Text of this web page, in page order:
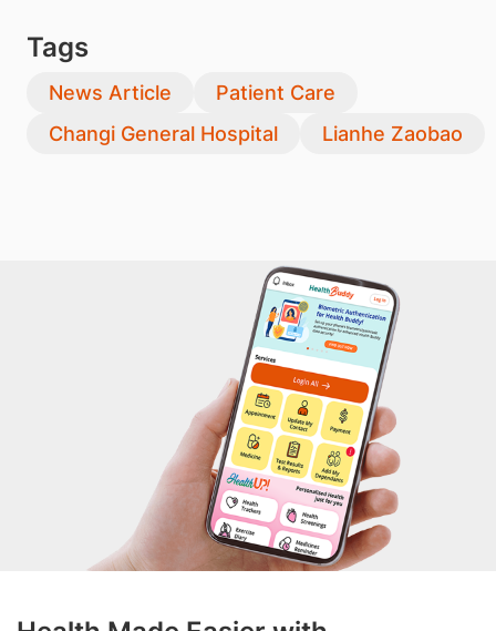
Tags
News Article
Patient Care
Changi General Hospital
Lianhe Zaobao